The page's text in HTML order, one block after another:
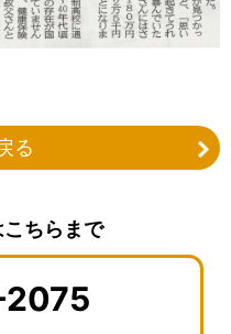
る
ちらまで